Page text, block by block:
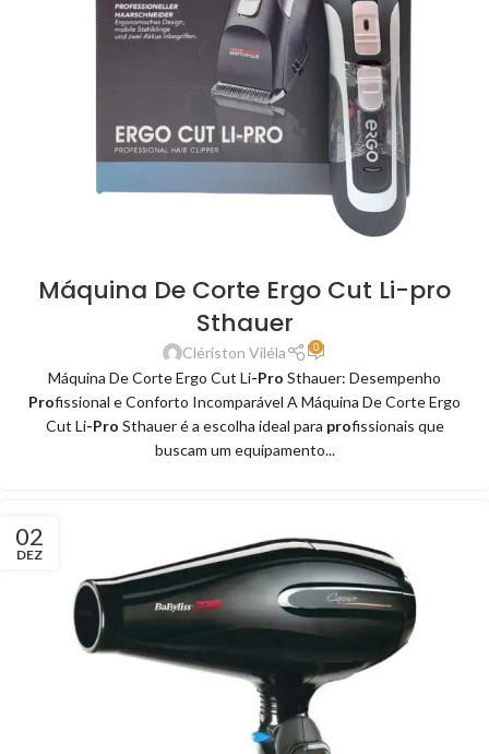
Máquina De Corte Ergo Cut Li-pro
Sthauer
Clériston Viléla 0
Máquina De Corte Ergo Cut Li-Pro Sthauer: Desempenho
Profissional e Conforto Incomparável A Máquina De Corte Ergo
Cut Li-Pro Sthauer é a escolha ideal para profissionais que
buscam um equipamento...
02
DEZ